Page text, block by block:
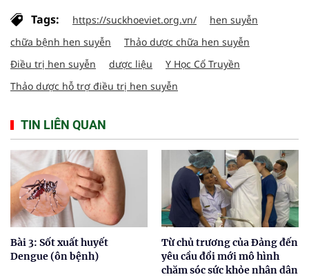
Tags: https://suckhoeviet.org.vn/
hen suyễn
chữa bệnh hen suyễn
Thảo dược chữa hen suyễn
Điều trị hen suyễn
dược liệu
Y Học Cổ Truyền
Thảo dược hỗ trợ điều trị hen suyễn
TIN LIÊN QUAN
Bài 3: Sốt xuất huyết
Dengue (ôn bệnh)
Từ chủ trương của Đảng đến
yêu cầu đổi mới mô hình
chăm sóc sức khỏe nhân dân